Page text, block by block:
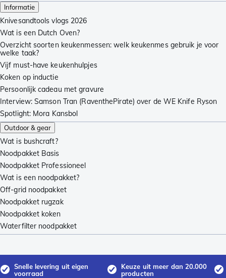
Informatie
Knivesandtools vlogs 2026
Wat is een Dutch Oven?
Overzicht soorten keukenmessen: welk keukenmes gebruik je voor
welke taak?
Vijf must-have keukenhulpjes
Koken op inductie
Persoonlijk cadeau met gravure
Interview: Samson Tran (RaventhePirate) over de WE Knife Ryson
Spotlight: Mora Kansbol
Outdoor & gear
Wat is bushcraft?
Noodpakket Basis
Noodpakket Professioneel
Wat is een noodpakket?
Off-grid noodpakket
Noodpakket rugzak
Noodpakket koken
Waterfilter noodpakket
Snelle levering uit eigen
voorraad
Keuze uit meer dan 20.000
producten